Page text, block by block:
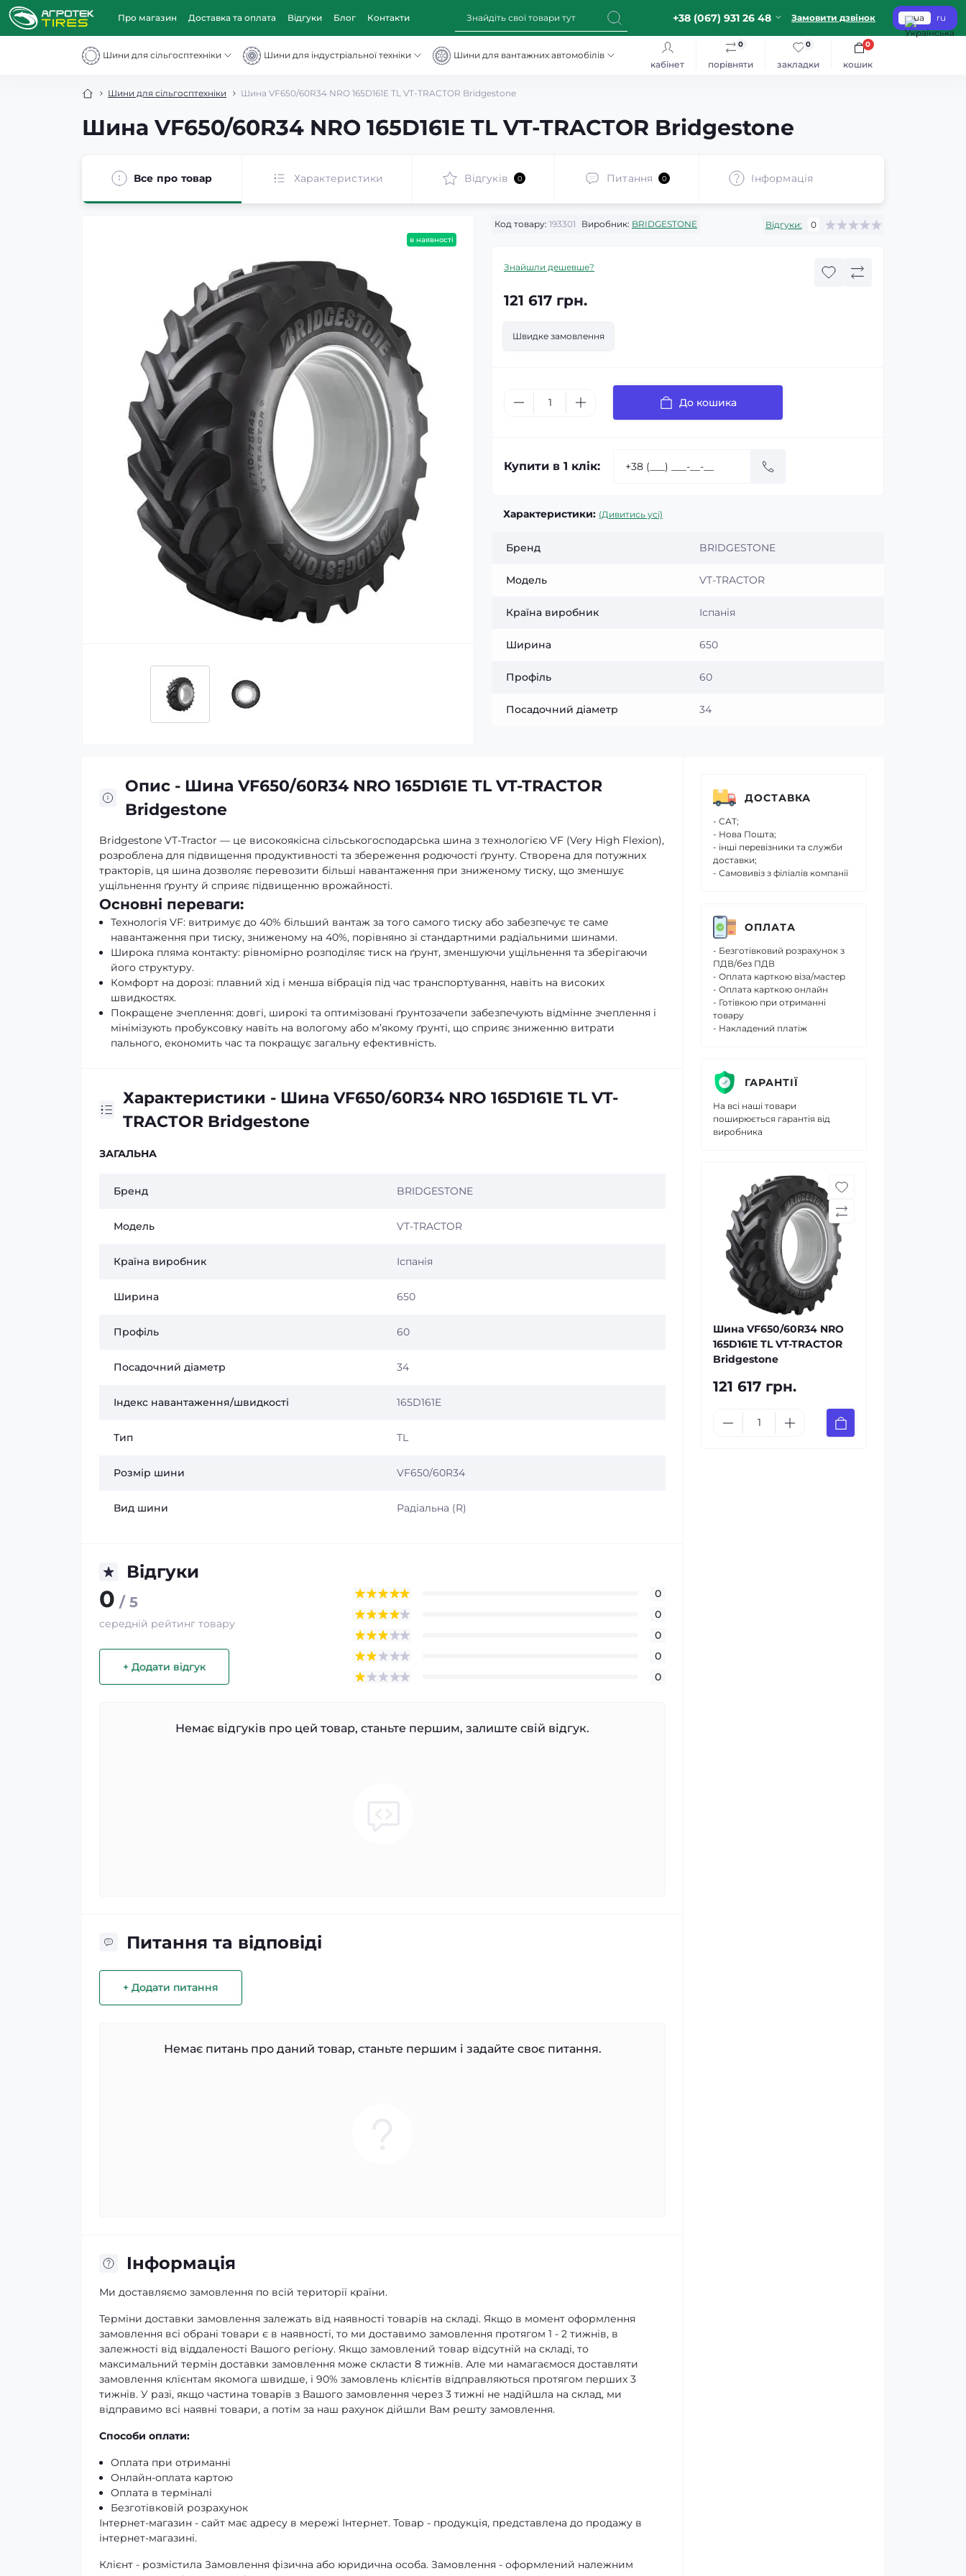
Про магазин Доставка та оплата Відгуки Блог Контакти +38 (067) 931 26 48 Замовити дзвінок ua ru
Шини для сільгосптехніки Шини для індустріальної техніки
Шини для вантажних автомобілів
кабінет
порівняти
0
закладки
0
кошик
0
Шини для сільгосптехніки Шина VF650/60R34 NRO 165D161E TL VT-TRACTOR Bridgestone
Шина VF650/60R34 NRO 165D161E TL VT-TRACTOR Bridgestone
Все про товар Характеристики Відгуків 0 Питання 0 Iнформація
в наявності
Код товару: 193301 Виробник: BRIDGESTONE Відгуки: 0
Знайшли дешевше?
121 617 грн.
Швидке замовлення
До кошика
Купити в 1 клік:
Характеристики: (Дивитись усі)
Бренд BRIDGESTONE
Модель VT-TRACTOR
Країна виробник Іспанія
Ширина 650
Профіль 60
Посадочний діаметр 34
Опис - Шина VF650/60R34 NRO 165D161E TL VT-TRACTOR
Bridgestone
Bridgestone VT-Tractor — це високоякісна сільськогосподарська шина з технологією VF (Very High Flexion),
розроблена для підвищення продуктивності та збереження родючості ґрунту. Створена для потужних
тракторів, ця шина дозволяє перевозити більші навантаження при зниженому тиску, що зменшує
ущільнення ґрунту й сприяє підвищенню врожайності.
Основні переваги:
Технологія VF: витримує до 40% більший вантаж за того самого тиску або забезпечує те саме
навантаження при тиску, зниженому на 40%, порівняно зі стандартними радіальними шинами.
Широка пляма контакту: рівномірно розподіляє тиск на ґрунт, зменшуючи ущільнення та зберігаючи
його структуру.
Комфорт на дорозі: плавний хід і менша вібрація під час транспортування, навіть на високих
швидкостях.
Покращене зчеплення: довгі, широкі та оптимізовані ґрунтозачепи забезпечують відмінне зчеплення і
мінімізують пробуксовку навіть на вологому або м’якому ґрунті, що сприяє зниженню витрати
пального, економить час та покращує загальну ефективність.
Характеристики - Шина VF650/60R34 NRO 165D161E TL VT-
TRACTOR Bridgestone
ЗАГАЛЬНА
Бренд BRIDGESTONE
Модель VT-TRACTOR
Країна виробник Іспанія
Ширина 650
Профіль 60
Посадочний діаметр 34
Індекс навантаження/швидкості 165D161E
Тип TL
Розмір шини VF650/60R34
Вид шини Радіальна (R)
Відгуки
0 / 5
середній рейтинг товару
+ Додати відгук
0
0
0
0
0
Немає відгуків про цей товар, станьте першим, залиште свій відгук.
Питання та відповіді
+ Додати питання
Немає питань про даний товар, станьте першим і задайте своє питання.
Iнформація
Ми доставляємо замовлення по всій території країни.
Терміни доставки замовлення залежать від наявності товарів на складі. Якщо в момент оформлення
замовлення всі обрані товари є в наявності, то ми доставимо замовлення протягом 1 - 2 тижнів, в
залежності від віддаленості Вашого регіону. Якщо замовлений товар відсутній на складі, то
максимальний термін доставки замовлення може скласти 8 тижнів. Але ми намагаємося доставляти
замовлення клієнтам якомога швидше, і 90% замовлень клієнтів відправляються протягом перших 3
тижнів. У разі, якщо частина товарів з Вашого замовлення через 3 тижні не надійшла на склад, ми
відправимо всі наявні товари, а потім за наш рахунок дійшли Вам решту замовлення.
Способи оплати:
Оплата при отриманні
Онлайн-оплата картою
Оплата в терміналі
Безготівковій розрахунок
Інтернет-магазин - сайт має адресу в мережі Інтернет. Товар - продукція, представлена ​​до продажу в
інтернет-магазині.
Клієнт - розмістила Замовлення фізична або юридична особа. Замовлення - оформлений належним
ДОСТАВКА
- САТ;
- Нова Пошта;
- інші перевізники та служби
доставки;
- Самовивіз з філіалів компанії
ОПЛАТА
- Безготівковий розрахунок з
ПДВ/без ПДВ
- Оплата карткою віза/мастер
- Оплата карткою онлайн
- Готівкою при отриманні
товару
- Накладений платіж
ГАРАНТІЇ
На всі наші товари
поширюється гарантія від
виробника
Шина VF650/60R34 NRO
165D161E TL VT-TRACTOR
Bridgestone
121 617 грн.